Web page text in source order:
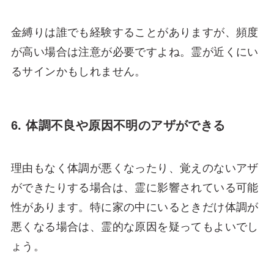
金縛りは誰でも経験することがありますが、頻度
が高い場合は注意が必要ですよね。霊が近くにい
るサインかもしれません。
6. 体調不良や原因不明のアザができる
理由もなく体調が悪くなったり、覚えのないアザ
ができたりする場合は、霊に影響されている可能
性があります。特に家の中にいるときだけ体調が
悪くなる場合は、霊的な原因を疑ってもよいでし
ょう。